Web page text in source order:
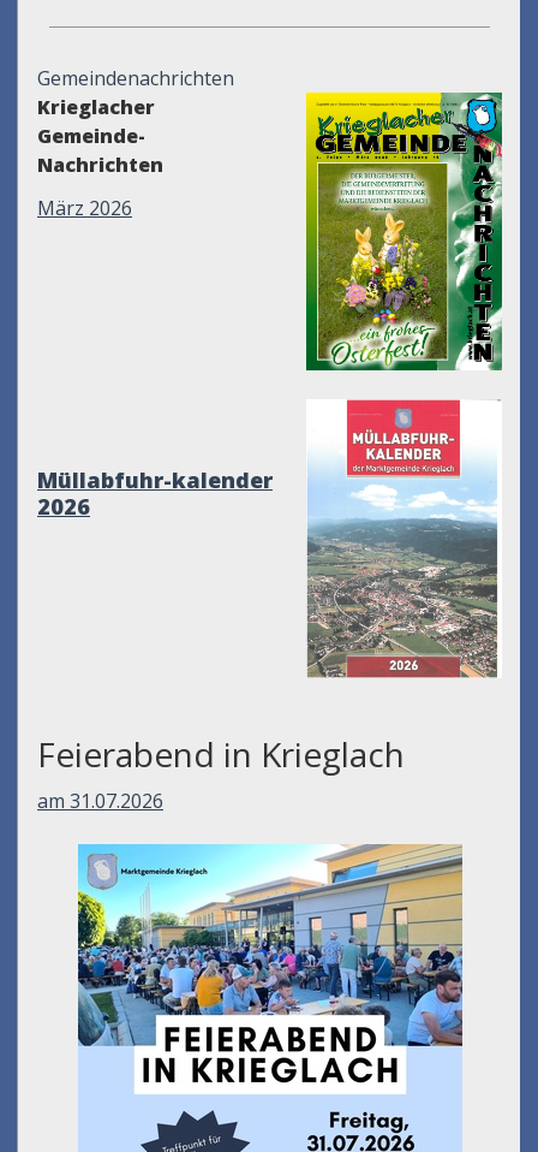
Gemeindenachrichten
Krieglacher
Gemeinde-
Nachrichten
März 2026
Müllabfuhr-kalender
2026
Feierabend in Krieglach
am 31.07.2026